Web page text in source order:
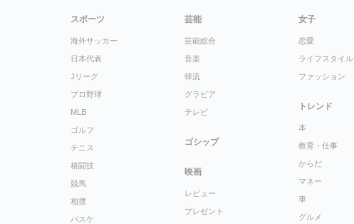
スポーツ
海外サッカー
日本代表
Jリーグ
プロ野球
MLB
ゴルフ
テニス
格闘技
競馬
相撲
バスケ
芸能
芸能総合
音楽
韓流
グラビア
テレビ
ゴシップ
映画
レビュー
プレゼント
女子
恋愛
ライフスタイル
ファッション
トレンド
本
教育・仕事
からだ
マネー
車
グルメ